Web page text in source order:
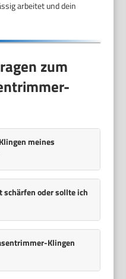
arbeitet und dein
zum
meines
schärfen oder sollte ich
Klingen